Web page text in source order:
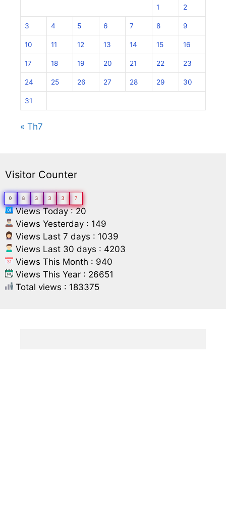
1 2
3 4 5 6 7 8 9
10 11 12 13 14 15 16
17 18 19 20 21 22 23
24 25 26 27 28 29 30
31
« Th7
Visitor Counter
0 8 3 3 3 7
Views Today : 20
Views Yesterday : 149
Views Last 7 days : 1039
Views Last 30 days : 4203
Views This Month : 940
Views This Year : 26651
Total views : 183375